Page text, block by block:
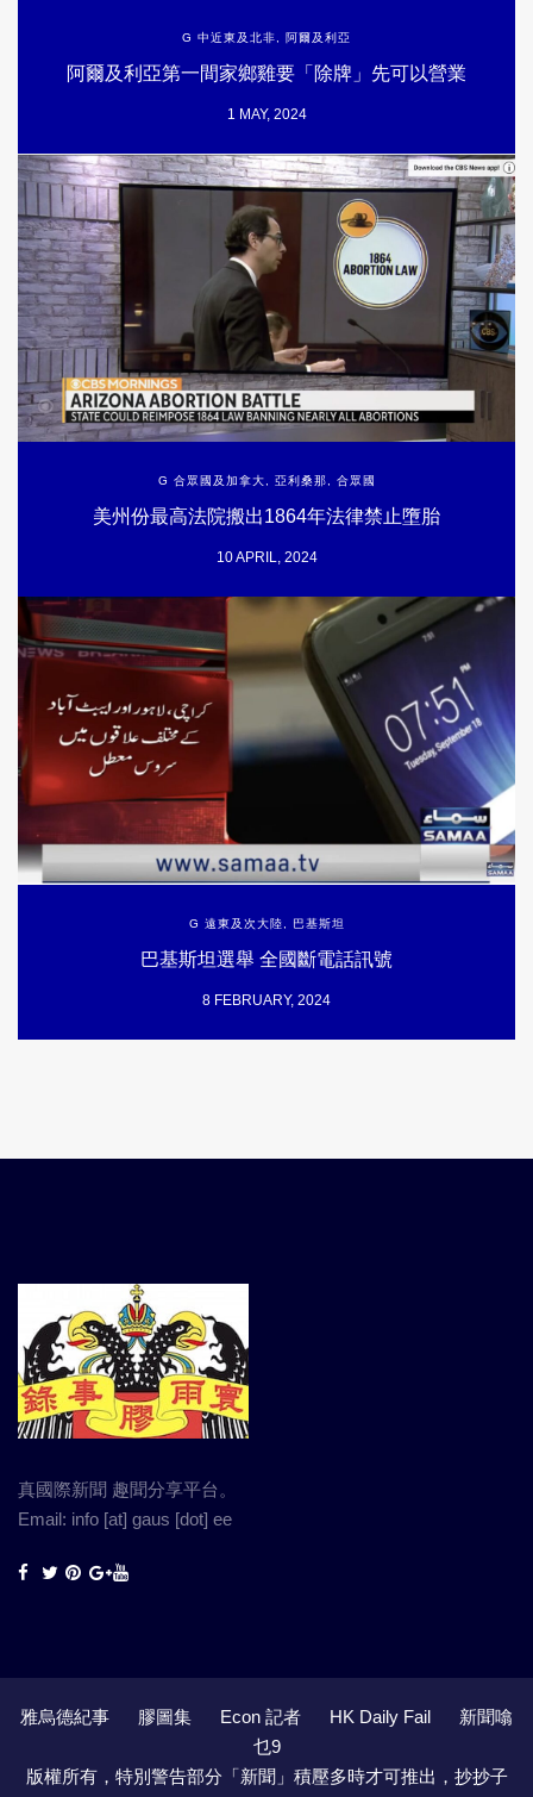
G 中近東及北非, 阿爾及利亞
阿爾及利亞第一間家鄉雞要「除牌」先可以營業
1 MAY, 2024
G 合眾國及加拿大, 亞利桑那, 合眾國
美州份最高法院搬出1864年法律禁止墮胎
10 APRIL, 2024
G 遠東及次大陸, 巴基斯坦
巴基斯坦選舉 全國斷電話訊號
8 FEBRUARY, 2024
真國際新聞 趣聞分享平台。
Email: info [at] gaus [dot] ee
雅烏德紀事 膠圖集 Econ 記者 HK Daily Fail
新聞噏
乜9
版權所有，特別警告部分「新聞」積壓多時才可推出，抄抄子